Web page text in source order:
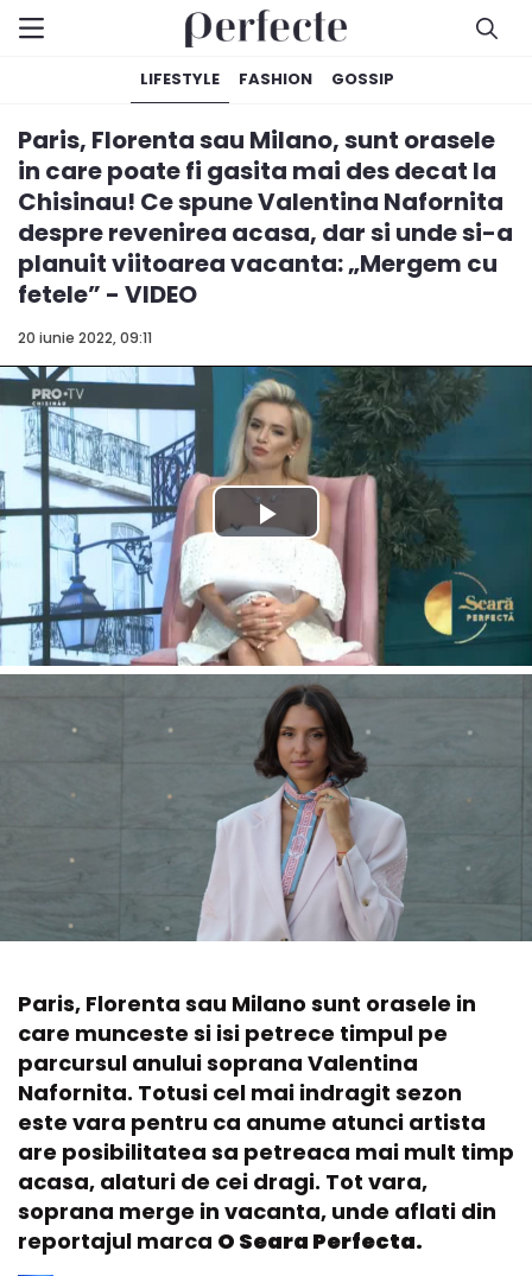
LIFESTYLE FASHION GOSSIP
20 iunie 2022, 09:11
Paris, Florenta sau Milano, sunt orasele
in care poate fi gasita mai des decat la
Chisinau! Ce spune Valentina Nafornita
despre revenirea acasa, dar si unde si-a
planuit viitoarea vacanta: „Mergem cu
fetele” - VIDEO
Paris, Florenta sau Milano sunt orasele in
care munceste si isi petrece timpul pe
parcursul anului soprana Valentina
Nafornita. Totusi cel mai indragit sezon
este vara pentru ca anume atunci artista
are posibilitatea sa petreaca mai mult timp
acasa, alaturi de cei dragi. Tot vara,
soprana merge in vacanta, unde aflati din
reportajul marca O Seara Perfecta.